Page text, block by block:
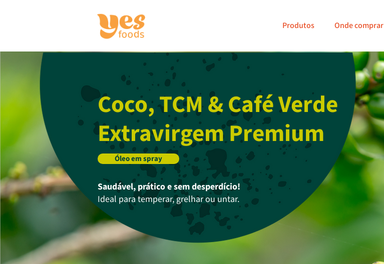
Produtos Onde comprar
Coco, TCM & Café Verde
Extravirgem Premium
Saudável, prático e sem desperdício!
Ideal para temperar, grelhar ou untar.
Óleo em spray